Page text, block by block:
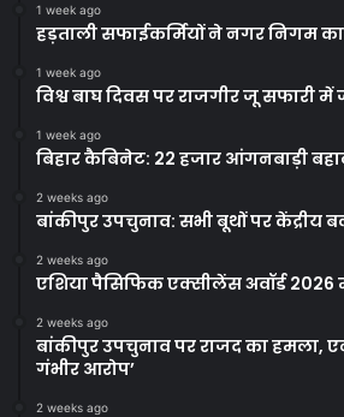
1 week ago
हड़ताली सफाईकर्मियों ने नगर निगम का
1 week ago
विश्व बाघ दिवस पर राजगीर जू सफारी
1 week ago
बिहार कैबिनेट: 22 हजार आंगनबाड़ी
2 weeks ago
बांकीपुर उपचुनाव: सभी बूथों पर केंद्रीय
2 weeks ago
एशिया पैसिफिक एक्सीलेंस अवॉर्ड 2026
2 weeks ago
बांकीपुर उपचुनाव पर राजद का हमला,
गंभीर आरोप’
2 weeks ago